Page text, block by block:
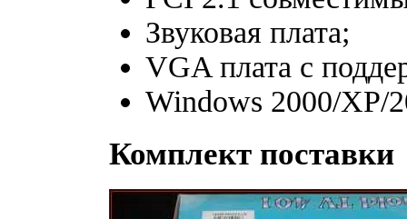
Звуковая плата;
VGA плата с
Windows 2000/XP/
Комплект поставки